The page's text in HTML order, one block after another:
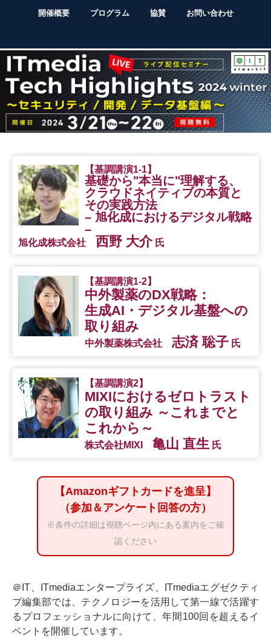
【基調講演1-1】
基礎から"本当に"理解する、
クラウドネイティブの本質と
その実践方法
– 旭化成におけるデジタル戦略
–
旭化成株式会社 西野 大介氏
【基調講演1-2】
中外製薬のDX戦略：
生成AI・デジタル基盤への
取り組み
中外製薬株式会社 志済 聡子 氏
【基調講演2】
MIXIにおけるゼロトラスト
の取り組み ～これまでと
これから～
株式会社MIXI 亀山 直生 氏
【Amazonギフトカードを進呈】
（参加＆アンケート回答の方）
※条件の詳細は視聴ページ内にある案内をご確
認ください
＠IT、ITmediaエンタープライズ、ITmediaエグゼクティ
ブ編集部では、テクノロジーを活用して第一線で活躍す
るプロフェッショナルに向けて、年間100回を超えるイ
ベントを開催しています。
開催概要 プログラム 協賛 お問い合わせ